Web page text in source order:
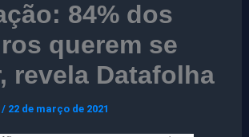
84% dos
querem se
revela Datafolha
/ 22 de março de 2021